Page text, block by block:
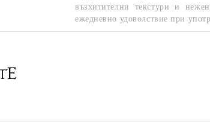
възхитителни текстури и
ежедневно удоволствие при